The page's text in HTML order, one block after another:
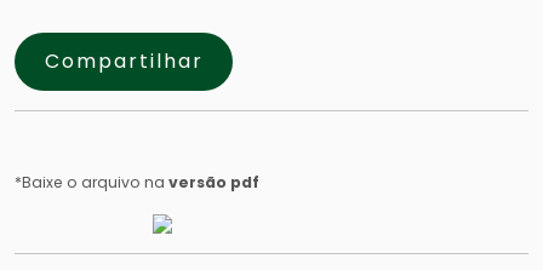
Compartilhar
*Baixe o arquivo na versão pdf